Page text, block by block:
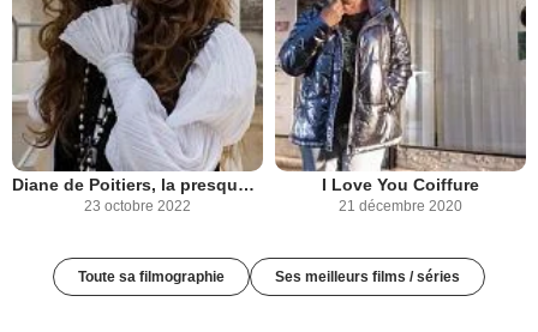
Diane de Poitiers, la presque reine
23 octobre 2022
I Love You Coiffure
21 décembre 2020
Toute sa filmographie Ses meilleurs films / séries